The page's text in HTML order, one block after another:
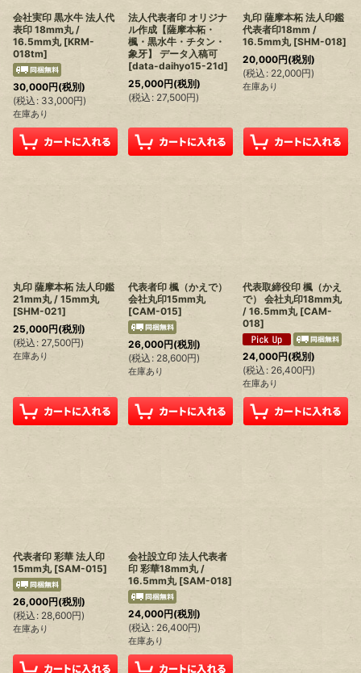
会社実印 黒水牛 法人代
表印 18mm丸 /
16.5mm丸 [KRM-
018tm]
30,000円(税別)
(税込 : 33,000円)
在庫あり
法人代表者印 オリジナ
ル作成【薩摩本柘・
楓・黒水牛・チタン・
象牙】 データ入稿可
[data-daihyo15-21d]
25,000円(税別)
(税込 : 27,500円)
丸印 薩摩本柘 法人印鑑
代表者印18mm /
16.5mm丸 [SHM-018]
20,000円(税別)
(税込 : 22,000円)
在庫あり
丸印 薩摩本柘 法人印鑑
21mm丸 / 15mm丸
[SHM-021]
25,000円(税別)
(税込 : 27,500円)
在庫あり
代表者印 楓（かえで）
会社丸印15mm丸
[CAM-015]
26,000円(税別)
(税込 : 28,600円)
在庫あり
代表取締役印 楓（かえ
で） 会社丸印18mm丸
/ 16.5mm丸 [CAM-
018]
24,000円(税別)
(税込 : 26,400円)
在庫あり
代表者印 彩華 法人印
15mm丸 [SAM-015]
26,000円(税別)
(税込 : 28,600円)
在庫あり
会社設立印 法人代表者
印 彩華18mm丸 /
16.5mm丸 [SAM-018]
24,000円(税別)
(税込 : 26,400円)
在庫あり